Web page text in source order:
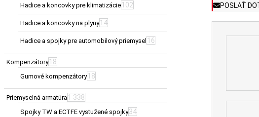
POSLAŤ
Hadice a koncovky pre klimatizácie 102
Hadice a koncovky na plyny 14
Hadice a spojky pre automobilový priemysel 16
Kompenzátory 18
Gumové kompenzátory 18
Priemyselná armatúra 1 338
Spojky TW a ECTFE vystužené spojky34